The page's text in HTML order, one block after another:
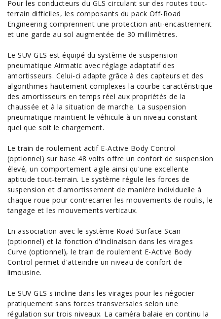
Pour lesconducteurs du GLS circulant sur des routes tout-
terrain difficiles, les composants du pack Off-Road
Engineering comprennent une protection anti-encastrement
et une garde au sol augmentée de 30 millimètres.
Le SUV GLS est équipé du système de suspension
pneumatique Airmatic avec réglage adaptatif des
amortisseurs. Celui-ci adapte grâce à des capteurs et des
algorithmes hautement complexes la courbe caractéristique
des amortisseurs en temps réel aux propriétés de la
chaussée et à la situation de marche. La suspension
pneumatique maintient le véhicule à un niveau constant
quel que soit le chargement.
Le train de roulement actif E-Active Body Control
(optionnel) sur base 48 volts offre un confort de suspension
élevé, un comportement agile ainsi qu'une excellente
aptitude tout-terrain. Le système régule les forces de
suspension et d'amortissement de manière individuelle à
chaque roue pour contrecarrer les mouvements de roulis, le
tangage et les mouvements verticaux.
En association avec le système Road Surface Scan
(optionnel) et la fonction d'inclinaison dans les virages
Curve (optionnel), le train de roulement E-Active Body
Control permet d'atteindre un niveau de confort de
limousine.
Le SUV GLS s'incline dans les virages pour les négocier
pratiquement sans forces transversales selon une
régulation sur trois niveaux. La caméra balaie en continu la